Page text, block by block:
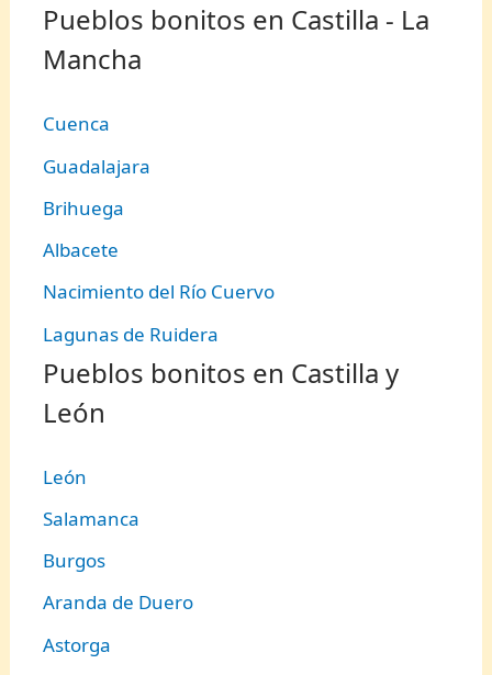
Pueblos bonitos en Castilla - La
Mancha
Cuenca
Guadalajara
Brihuega
Albacete
Nacimiento del Río Cuervo
Lagunas de Ruidera
Pueblos bonitos en Castilla y
León
León
Salamanca
Burgos
Aranda de Duero
Astorga